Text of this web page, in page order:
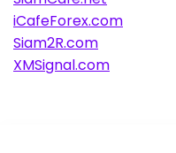
iCafeForex.com
Siam2R.com
XMSignal.com